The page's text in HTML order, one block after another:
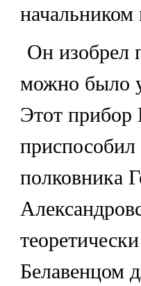
начальником
Он изобрел
можно было
Этот прибор
полковника
Белавенцом